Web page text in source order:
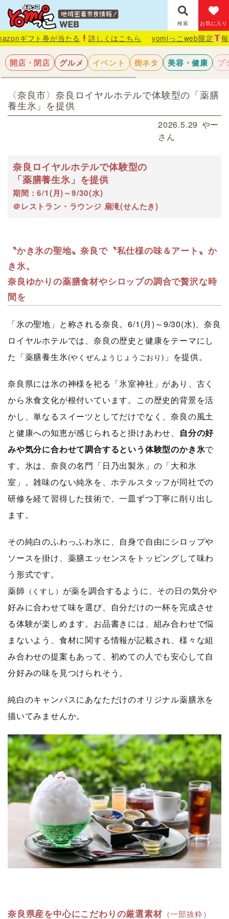
検索 お気に入り
が当たる 詳しくはこちら yomiっこweb限定 毎月抽選で1
開店・閉店 グルメ イベント 街ネタ 美容・健康 プ
〈奈良市〉奈良ロイヤルホテルで体験型の「薬膳
養生氷」を提供
2026.5.29 やー
さん
奈良ロイヤルホテルで体験型の
「薬膳養生氷」を提供
期間：6/1(月)～9/30(水)
＠レストラン・ラウンジ 扇滝(せんたき)
〝かき氷の聖地〟奈良で〝私仕様の味＆アート〟か
き氷。
奈良ゆかりの薬膳食材やシロップの調合で贅沢な時
間を
「氷の聖地」と称される奈良。6/1(月)～9/30(水)、奈良
ロイヤルホテルでは、奈良の歴史と健康をテーマにし
た「薬膳養生氷(やくぜんようじょうごおり) 」を提供。
奈良県には氷の神様を祀る「氷室神社」があり、古く
から氷食文化が根付いています。この歴史的背景を活
かし、単なるスイーツとしてだけでなく、奈良の風土
と健康への知恵が感じられると掛けあわせ、 自分の好
みや気分に合わせて調合するという体験型のかき氷で
す。氷は、奈良の名門「日乃出製氷」の「大和氷
室」。雑味のない純氷を、ホテルスタッフが同社での
研修を経て習得した技術で、一皿ずつ丁寧に削り出し
ます。
その純白のふわっふわ氷に、自身で自由にシロップや
ソースを掛け、薬膳エッセンスをトッピングして味わ
う形式です。
薬師 （くすし） が薬を調合するように、その日の気分や
好みに合わせて味を選び、自分だけの一杯を完成させ
る体験が楽しめます。お品書きには、組み合わせで悩
まないよう、食材に関する情報が記載され、様々な組
み合わせの提案もあって、初めての人でも安心して自
分好みの味を見つけられそう。
純白のキャンパスにあなただけのオリジナル薬膳氷を
描いてみませんか。
奈良県産を中心にこだわりの厳選素材（一部抜粋）